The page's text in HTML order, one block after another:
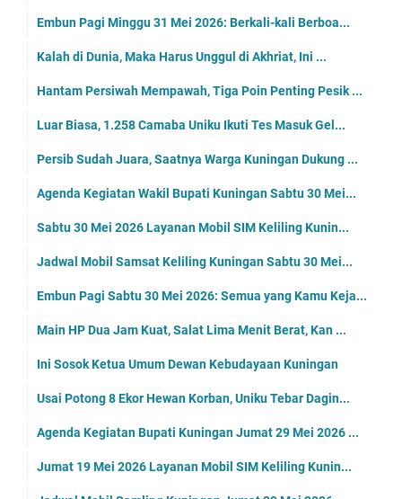
Embun Pagi Minggu 31 Mei 2026: Berkali-kali Berboa...
Kalah di Dunia, Maka Harus Unggul di Akhriat, Ini ...
Hantam Persiwah Mempawah, Tiga Poin Penting Pesik ...
Luar Biasa, 1.258 Camaba Uniku Ikuti Tes Masuk Gel...
Persib Sudah Juara, Saatnya Warga Kuningan Dukung ...
Agenda Kegiatan Wakil Bupati Kuningan Sabtu 30 Mei...
Sabtu 30 Mei 2026 Layanan Mobil SIM Keliling Kunin...
Jadwal Mobil Samsat Keliling Kuningan Sabtu 30 Mei...
Embun Pagi Sabtu 30 Mei 2026: Semua yang Kamu Keja...
Main HP Dua Jam Kuat, Salat Lima Menit Berat, Kan ...
Ini Sosok Ketua Umum Dewan Kebudayaan Kuningan
Usai Potong 8 Ekor Hewan Korban, Uniku Tebar Dagin...
Agenda Kegiatan Bupati Kuningan Jumat 29 Mei 2026 ...
Jumat 19 Mei 2026 Layanan Mobil SIM Keliling Kunin...